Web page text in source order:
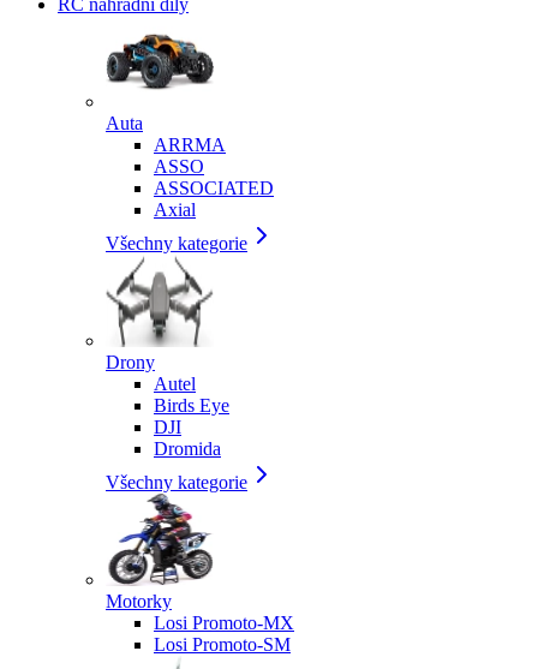
RC náhradní díly
Auta
ARRMA
ASSO
ASSOCIATED
Axial
Všechny kategorie
Drony
Autel
Birds Eye
DJI
Dromida
Všechny kategorie
Motorky
Losi Promoto-MX
Losi Promoto-SM